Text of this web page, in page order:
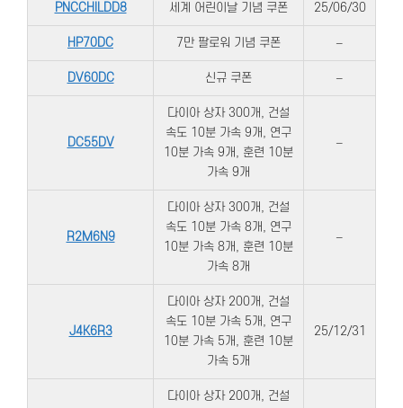
PNCCHILDD8 세계 어린이날 기념 쿠폰 25/06/30
HP70DC 7만 팔로워 기념 쿠폰 –
DV60DC 신규 쿠폰 –
DC55DV
다이아 상자 300개, 건설
속도 10분 가속 9개, 연구
10분 가속 9개, 훈련 10분
가속 9개
–
R2M6N9
다이아 상자 300개, 건설
속도 10분 가속 8개, 연구
10분 가속 8개, 훈련 10분
가속 8개
–
J4K6R3
다이아 상자 200개, 건설
속도 10분 가속 5개, 연구
10분 가속 5개, 훈련 10분
가속 5개
25/12/31
다이아 상자 200개, 건설